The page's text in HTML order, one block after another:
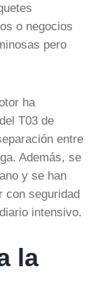
o negocios
pero
ha
del T03 de
entre
Además, se
y se han
con seguridad
intensivo.
la